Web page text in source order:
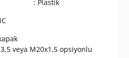
: Plastik
veya M20x1,5 opsiyonlu